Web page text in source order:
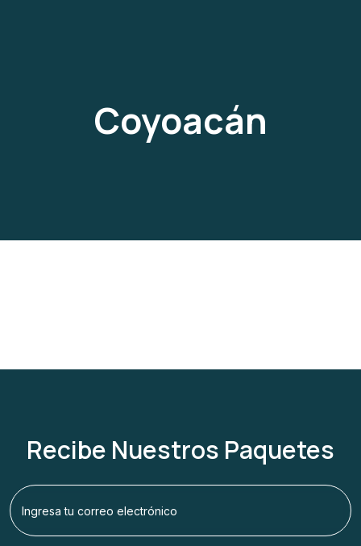
Coyoacán
Recibe Nuestros Paquetes